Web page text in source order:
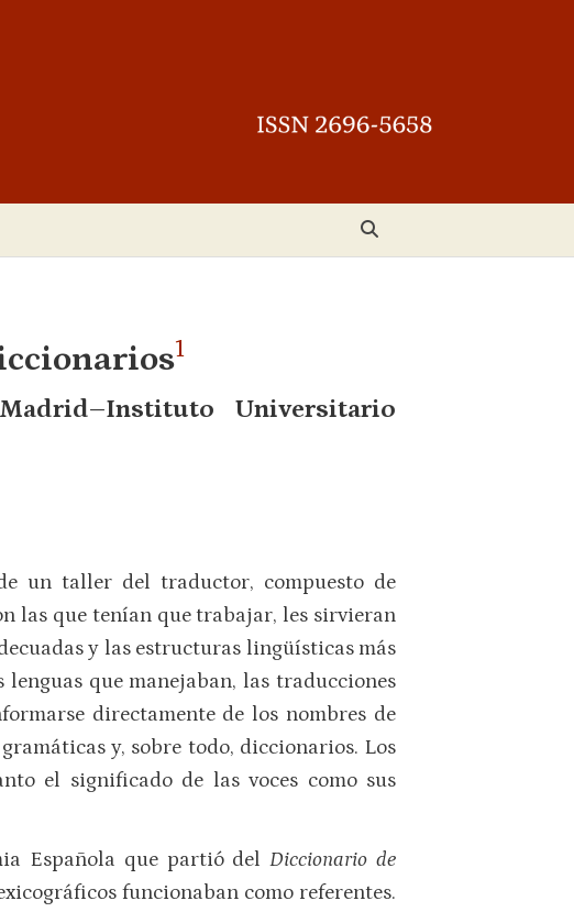
1
Universitario
un taller del traductor, compuesto de
las que tenían que trabajar, les sirvieran
y las estructuras lingüísticas más
que manejaban, las traducciones
directamente de los nombres de
y, sobre todo, diccionarios. Los
el significado de las voces como sus
Española que partió delDiccionario de
funcionaban como referentes.